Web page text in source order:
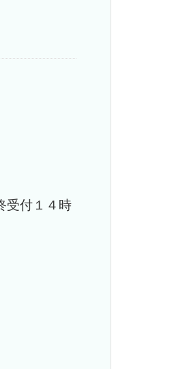
受付１４時